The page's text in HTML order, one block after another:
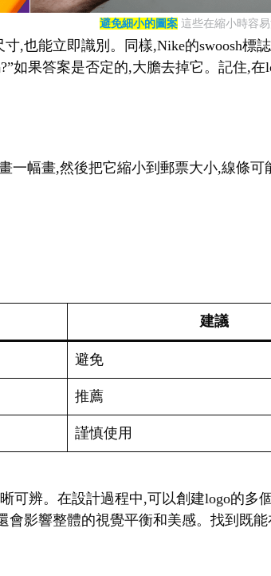
避免細小的圖案這些在縮小時容
,也能立即識別。同樣,Nike的swoosh標
如果答案是否定的,大膽去掉它。記住,在
一幅畫,然後把它縮小到郵票大小,線條可
建議
避免
推薦
謹慎使用
可辨。在設計過程中,可以創建logo的多
影響整體的視覺平衡和美感。找到既